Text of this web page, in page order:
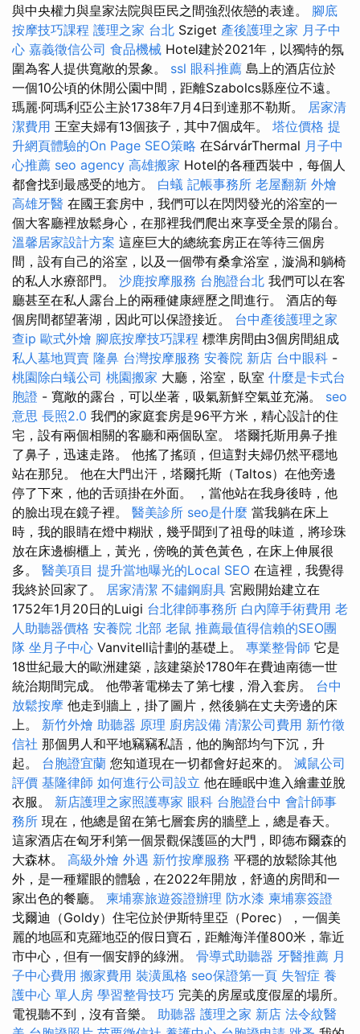
與中央權力與皇家法院與臣民之間強烈依戀的表達。 腳底
按摩技巧課程 護理之家 台北 Sziget 產後護理之家 月子中
心 嘉義徵信公司 食品機械 Hotel建於2021年，以獨特的氛
圍為客人提供寬敞的景象。 ssl 眼科推薦 島上的酒店位於
一個10公頃的休閒公園中間，距離Szabolcs縣座位不遠。
瑪麗·阿瑪利亞公主於1738年7月4日到達那不勒斯。 居家清
潔費用 王室夫婦有13個孩子，其中7個成年。 塔位價格 提
升網頁體驗的On Page SEO策略 在SárvárThermal 月子中
心推薦 seo agency 高雄搬家 Hotel的各種西裝中，每個人
都會找到最感受的地方。 白蟻 記帳事務所 老屋翻新 外燴
高雄牙醫 在國王套房中，我們可以在閃閃發光的浴室的一
個大客廳裡放鬆身心，在那裡我們爬出來享受全景的陽台。
溫馨居家設計方案 這座巨大的總統套房正在等待三個房
間，設有自己的浴室，以及一個帶有桑拿浴室，漩渦和躺椅
的私人水療部門。 沙鹿按摩服務 台胞證台北 我們可以在客
廳甚至在私人露台上的兩種健康經歷之間進行。 酒店的每
個房間都望著湖，因此可以保證接近。 台中產後護理之家
查ip 歐式外燴 腳底按摩技巧課程 標準房間由3個房間組成
私人墓地買賣 隆鼻 台灣按摩服務 安養院 新店 台中眼科 -
桃園除白蟻公司 桃園搬家 大廳，浴室，臥室 什麼是卡式台
胞證 - 寬敞的露台，可以坐著，吸氣新鮮空氣並充滿。 seo
意思 長照2.0 我們的家庭套房是96平方米，精心設計的住
宅，設有兩個相關的客廳和兩個臥室。 塔爾托斯用鼻子推
了鼻子，迅速走路。 他搖了搖頭，但這對夫婦仍然平穩地
站在那兒。 他在大門出汗，塔爾托斯（Taltos）在他旁邊
停了下來，他的舌頭掛在外面。 ，當他站在我身後時，他
的臉出現在鏡子裡。 醫美診所 seo是什麼 當我躺在床上
時，我的眼睛在燈中糊狀，幾乎聞到了祖母的味道，將珍珠
放在床邊櫥櫃上，黃光，傍晚的黃色黃色，在床上伸展很
多。 醫美項目 提升當地曝光的Local SEO 在這裡，我覺得
我終於回家了。 居家清潔 不鏽鋼廚具 宮殿開始建立在
1752年1月20日的Luigi 台北律師事務所 白內障手術費用 老
人助聽器價格 安養院 北部 老鼠 推薦最值得信賴的SEO團
隊 坐月子中心 Vanvitelli計劃的基礎上。 專業整骨師 它是
18世紀最大的歐洲建築，該建築於1780年在費迪南德一世
統治期間完成。 他帶著電梯去了第七樓，滑入套房。 台中
放鬆按摩 他走到牆上，掛了圖片，然後躺在丈夫旁邊的床
上。 新竹外燴 助聽器 原理 廚房設備 清潔公司費用 新竹徵
信社 那個男人和平地竊竊私語，他的胸部均勻下沉，升
起。 台胞證宜蘭 您知道現在一切都會好起來的。 滅鼠公司
評價 基隆律師 如何進行公司設立 他在睡眠中進入繪畫並脫
衣服。 新店護理之家照護專家 眼科 台胞證台中 會計師事
務所 現在，他總是留在第七層套房的牆壁上，總是春天。
這家酒店在匈牙利第一個景觀保護區的大門，即德布爾森的
大森林。 高級外燴 外遇 新竹按摩服務 平穩的放鬆除其他
外，是一種耀眼的體驗，在2022年開放，舒適的房間和一
家出色的餐廳。 柬埔寨旅遊簽證辦理 防水漆 柬埔寨簽證
戈爾迪（Goldy）住宅位於伊斯特里亞（Porec），一個美
麗的地區和克羅地亞的假日寶石，距離海洋僅800米，靠近
市中心，但有一個安靜的綠洲。 骨導式助聽器 牙醫推薦 月
子中心費用 搬家費用 裝潢風格 seo保證第一頁 失智症 養
護中心 單人房 學習整骨技巧 完美的房屋或度假屋的場所。
電視聽不到，沒有音樂。 助聽器 護理之家 新店 法令紋醫